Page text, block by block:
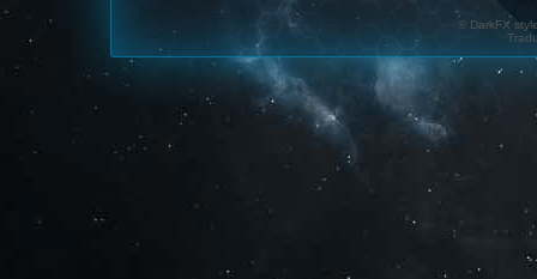
© DarkFX